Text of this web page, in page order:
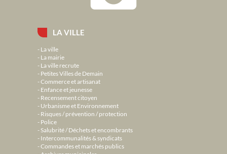
LA VILLE
La ville
La mairie
La ville recrute
Petites Villes de Demain
Commerce et artisanat
Enfance et jeunesse
Recensement citoyen
Urbanisme et Environnement
Risques / prévention / protection
Police
Salubrité / Déchets et encombrants
Intercommunalités & syndicats
Commandes et marchés publics